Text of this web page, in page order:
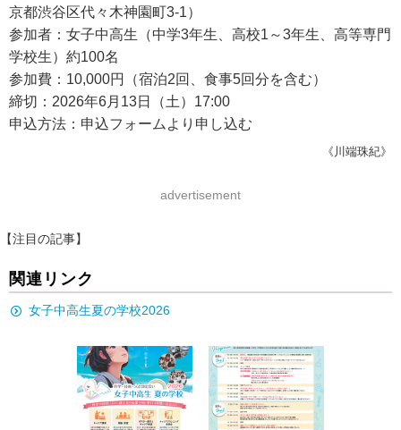
京都渋谷区代々木神園町3-1）
参加者：女子中高生（中学3年生、高校1～3年生、高等専門
学校生）約100名
参加費：10,000円（宿泊2回、食事5回分を含む）
締切：2026年6月13日（土）17:00
申込方法：申込フォームより申し込む
《川端珠紀》
advertisement
【注目の記事】
関連リンク
女子中高生夏の学校2026